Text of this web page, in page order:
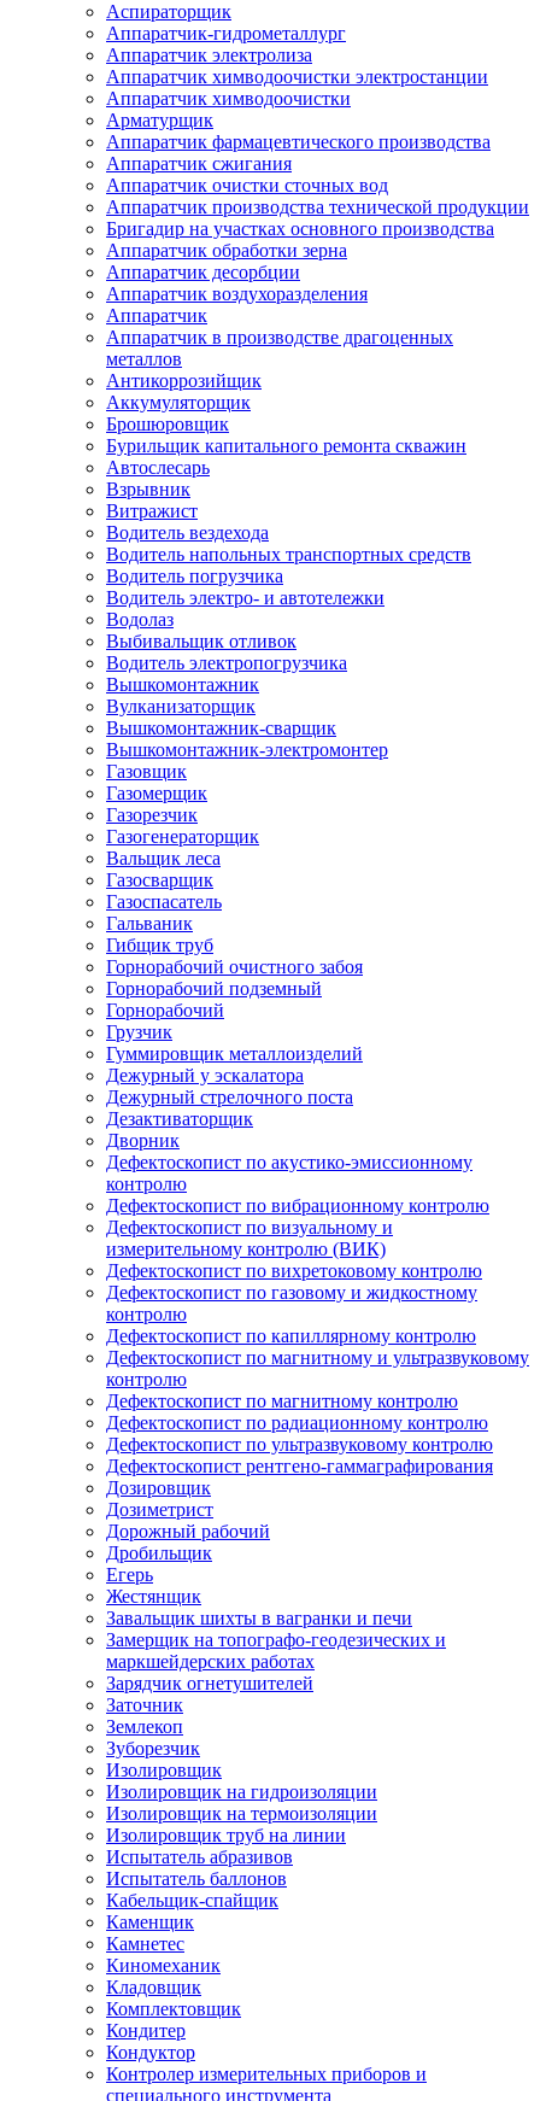
Аспираторщик
Аппаратчик-гидрометаллург
Аппаратчик электролиза
Аппаратчик химводоочистки электростанции
Аппаратчик химводоочистки
Арматурщик
Аппаратчик фармацевтического производства
Аппаратчик сжигания
Аппаратчик очистки сточных вод
Аппаратчик производства технической продукции
Бригадир на участках основного производства
Аппаратчик обработки зерна
Аппаратчик десорбции
Аппаратчик воздухоразделения
Аппаратчик
Аппаратчик в производстве драгоценных
металлов
Антикоррозийщик
Аккумуляторщик
Брошюровщик
Бурильщик капитального ремонта скважин
Автослесарь
Взрывник
Витражист
Водитель вездехода
Водитель напольных транспортных средств
Водитель погрузчика
Водитель электро- и автотележки
Водолаз
Выбивальщик отливок
Водитель электропогрузчика
Вышкомонтажник
Вулканизаторщик
Вышкомонтажник-сварщик
Вышкомонтажник-электромонтер
Газовщик
Газомерщик
Газорезчик
Газогенераторщик
Вальщик леса
Газосварщик
Газоспасатель
Гальваник
Гибщик труб
Горнорабочий очистного забоя
Горнорабочий подземный
Горнорабочий
Грузчик
Гуммировщик металлоизделий
Дежурный у эскалатора
Дежурный стрелочного поста
Дезактиваторщик
Дворник
Дефектоскопист по акустико-эмиссионному
контролю
Дефектоскопист по вибрационному контролю
Дефектоскопист по визуальному и
измерительному контролю (ВИК)
Дефектоскопист по вихретоковому контролю
Дефектоскопист по газовому и жидкостному
контролю
Дефектоскопист по капиллярному контролю
Дефектоскопист по магнитному и ультразвуковому
контролю
Дефектоскопист по магнитному контролю
Дефектоскопист по радиационному контролю
Дефектоскопист по ультразвуковому контролю
Дефектоскопист рентгено-гаммаграфирования
Дозировщик
Дозиметрист
Дорожный рабочий
Дробильщик
Егерь
Жестянщик
Завальщик шихты в вагранки и печи
Замерщик на топографо-геодезических и
маркшейдерских работах
Зарядчик огнетушителей
Заточник
Землекоп
Зуборезчик
Изолировщик
Изолировщик на гидроизоляции
Изолировщик на термоизоляции
Изолировщик труб на линии
Испытатель абразивов
Испытатель баллонов
Кабельщик-спайщик
Каменщик
Камнетес
Киномеханик
Кладовщик
Комплектовщик
Кондитер
Кондуктор
Контролер измерительных приборов и
специального инструмента